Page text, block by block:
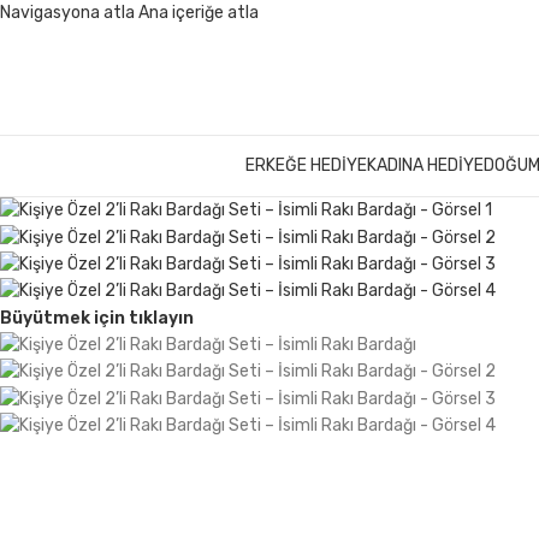
Navigasyona atla Ana içeriğe atla
ERKEĞE HEDIYEKADINA HEDIYE
Büyütmek için tıklayın